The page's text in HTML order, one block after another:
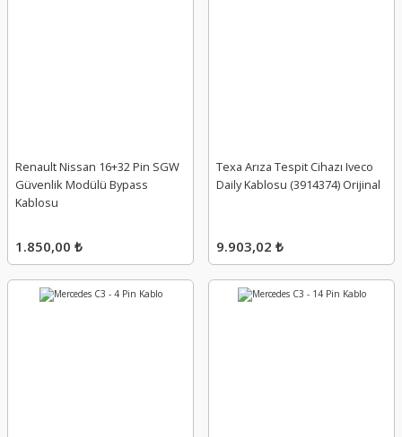
Renault Nissan 16+32 Pin SGW
Güvenlik Modülü Bypass
Kablosu
1.850,00 ₺
Texa Arıza Tespit Cihazı Iveco
Daily Kablosu (3914374) Orijinal
9.903,02 ₺